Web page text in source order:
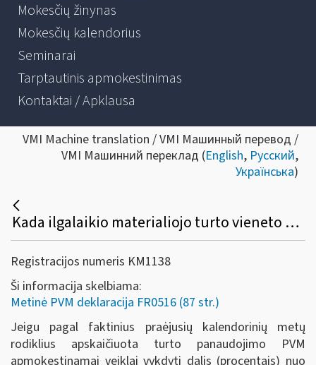
Mokesčių žinynas
Mokesčių kalendorius
Seminarai
Tarptautinis apmokestinimas
Kontaktai / Apklausa
VMI Machine translation / VMI Машинный перевод /
VMI Машинний переклад (English, Русский,
Українська)
Kada ilgalaikio materialiojo turto vieneto pirkimo PVM atskaitos suma gali būti netikslinama ir neįtraukiama į metinės PVM deklaracijos priedą (FR0516A)?
Registracijos numeris KM1138
Ši informacija skelbiama:
Metinė PVM deklaracija FR0516 (87 str.)
Jeigu pagal faktinius praėjusių kalendorinių metų
rodiklius apskaičiuota turto panaudojimo PVM
apmokestinamai veiklai vykdyti dalis (procentais) nuo